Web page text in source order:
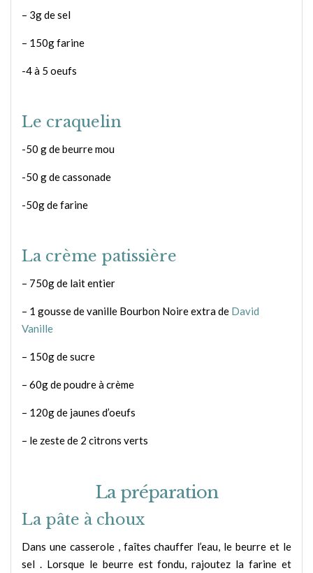
– 3g de sel
– 150g farine
-4 à 5 oeufs
Le craquelin
-50 g de beurre mou
-50 g de cassonade
-50g de farine
La crème patissière
– 750g de lait entier
– 1 gousse de vanille Bourbon Noire extra de David
Vanille
– 150g de sucre
– 60g de poudre à crème
– 120g de jaunes d’oeufs
– le zeste de 2 citrons verts
La préparation
La pâte à choux
Dans une casserole , faîtes chauffer l’eau, le beurre et le
sel . Lorsque le beurre est fondu, rajoutez la farine et